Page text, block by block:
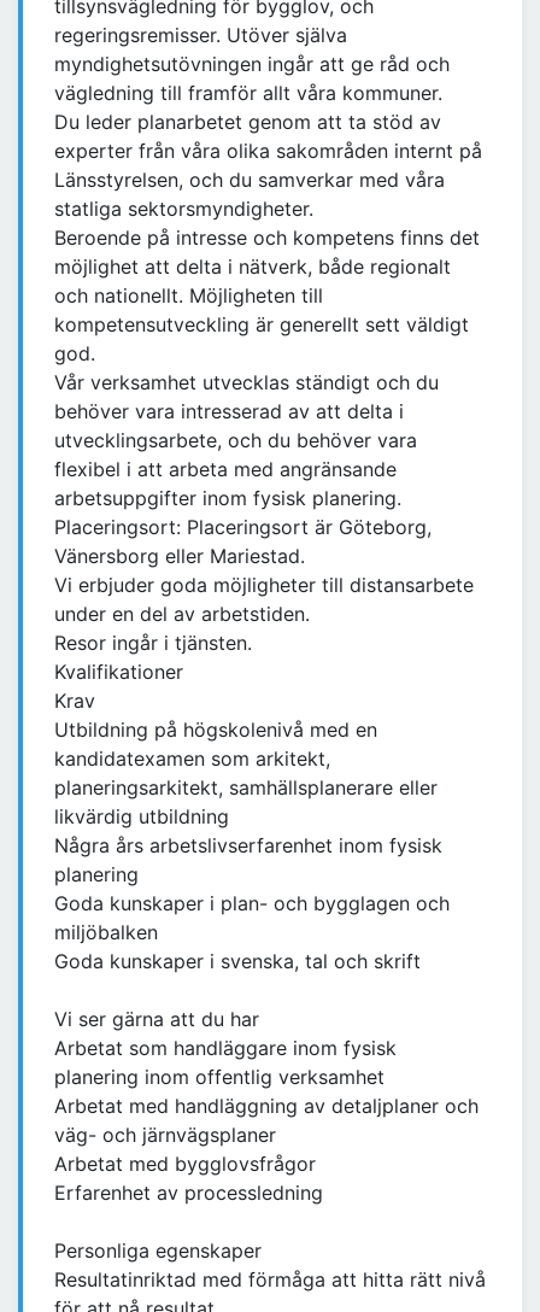
tillsynsvägledning för bygglov, och
regeringsremisser. Utöver själva
myndighetsutövningen ingår att ge råd och
vägledning till framför allt våra kommuner.
Du leder planarbetet genom att ta stöd av
experter från våra olika sakområden internt på
Länsstyrelsen, och du samverkar med våra
statliga sektorsmyndigheter.
Beroende på intresse och kompetens finns det
möjlighet att delta i nätverk, både regionalt
och nationellt. Möjligheten till
kompetensutveckling är generellt sett väldigt
god.
Vår verksamhet utvecklas ständigt och du
behöver vara intresserad av att delta i
utvecklingsarbete, och du behöver vara
flexibel i att arbeta med angränsande
arbetsuppgifter inom fysisk planering.
Placeringsort: Placeringsort är Göteborg,
Vänersborg eller Mariestad.
Vi erbjuder goda möjligheter till distansarbete
under en del av arbetstiden.
Resor ingår i tjänsten.
Kvalifikationer
Krav
Utbildning på högskolenivå med en
kandidatexamen som arkitekt,
planeringsarkitekt, samhällsplanerare eller
likvärdig utbildning
Några års arbetslivserfarenhet inom fysisk
planering
Goda kunskaper i plan- och bygglagen och
miljöbalken
Goda kunskaper i svenska, tal och skrift
Vi ser gärna att du har
Arbetat som handläggare inom fysisk
planering inom offentlig verksamhet
Arbetat med handläggning av detaljplaner och
väg- och järnvägsplaner
Arbetat med bygglovsfrågor
Erfarenhet av processledning
Personliga egenskaper
Resultatinriktad med förmåga att hitta rätt nivå